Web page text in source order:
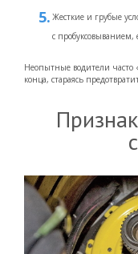
Жесткие и грубые
с пробуксовыванием,
Неопытные водители часто
конца, стараясь